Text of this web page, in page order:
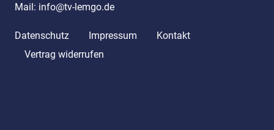
Mail: info@tv-lemgo.de
Datenschutz Impressum
Kontakt
Vertrag widerrufen